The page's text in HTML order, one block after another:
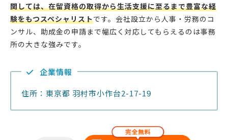
関しては、在留資格の取得から生活支援に至るまで豊富な経
験をもつスペシャリストです。会社設立から人事・労務のコ
ンサル、助成金の申請まで幅広く対応してもらえるのは事務
所の大きな強みです。
企業情報
住所：東京都 羽村市小作台2-17-19